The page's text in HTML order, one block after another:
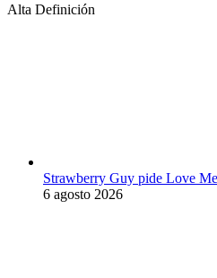
Alta Definición
Strawberry Guy pide Love
6 agosto 2026